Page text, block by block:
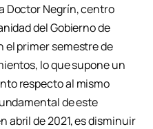
Doctor Negrín, centro
del Gobierno de
el primer semestre de
lo que supone un
respecto al mismo
de este
abril de 2021, es disminuir